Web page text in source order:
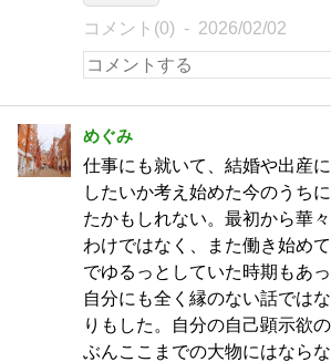
コメント(0) 2026/02/02
めぐみ
仕事にも就いて、結婚や出産
したいか考え始めた今のうち
たかもしれない。最初から華
わけではなく、また働き始め
でゆるっとしていた時期もあ
自分にも全く縁のない話では
りもした。自分の自己顕示欲
ぶんここまでの大物にはなら